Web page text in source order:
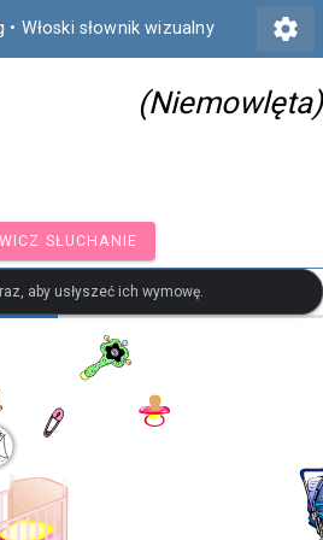
• Włoski słownik wizualny settings
(Niemowlęta)
ĆWICZ SŁUCHANIE
aby usłyszeć ich wymowę.